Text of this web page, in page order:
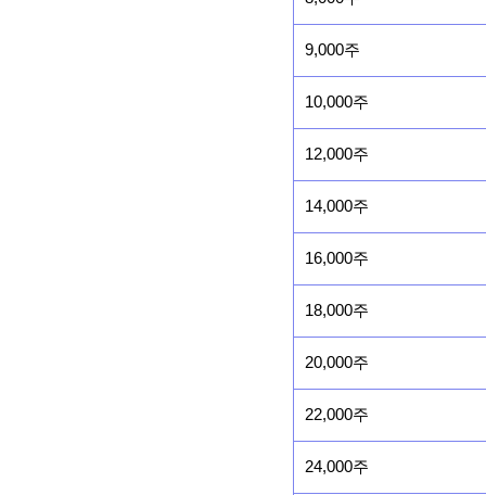
9,000주
10,000주
12,000주
14,000주
16,000주
18,000주
20,000주
22,000주
24,000주